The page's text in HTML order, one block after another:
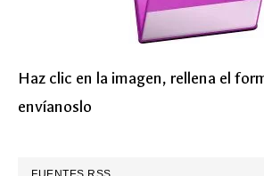
Haz clic en la imagen, rellena el
envíanoslo